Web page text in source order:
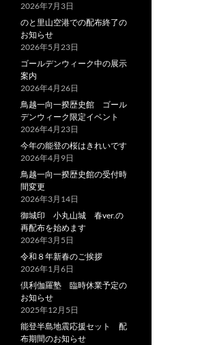
2026年7月3日
のと里山空港での配布終了の
お知らせ
2026年5月23日
ゴールデンウィーク中の展示
案内
2026年4月26日
鳥越一向一揆歴史館 ゴール
デンウィーク限定イベント
2026年4月23日
今年の能登の桜はきれいです
2026年4月9日
鳥越一向一揆歴史館の受付時
間変更
2026年3月14日
御城印 小丸山城 春ver.の
再配布を始めます
2026年3月5日
令和８年新春のご挨拶
2026年1月6日
倶利伽羅塾 臨時休業予定の
お知らせ
2025年12月5日
能登半島地震応援セット 配
布期間のお知らせ